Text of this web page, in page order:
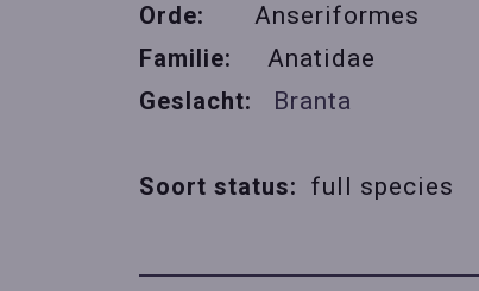
Orde: Anseriformes
Familie:
Anatidae
Geslacht:
Branta
Soort status: full species